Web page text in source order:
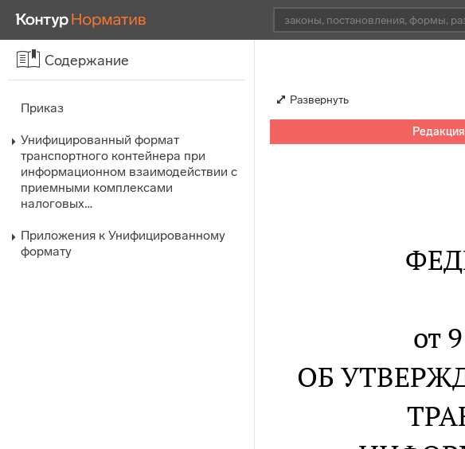
Содержание
Приказ
Унифицированный формат
транспортного контейнера при
информационном взаимодействии с
приемными комплексами
налоговых…
Приложения к Унифицированному
формату
Развернуть
от
ОБ